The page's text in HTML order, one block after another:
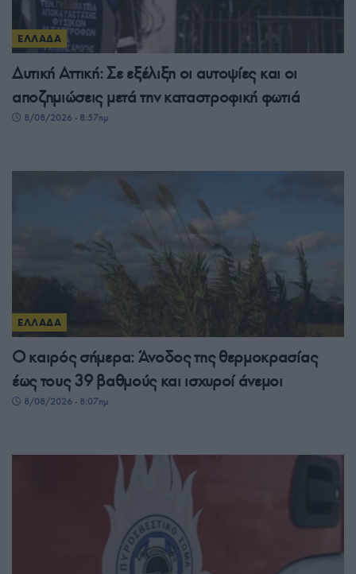
ΕΛΛΑΔΑ
Δυτική Αττική: Σε εξέλιξη οι αυτοψίες και οι
αποζημιώσεις μετά την καταστροφική φωτιά
8/08/2026 - 8:57πμ
ΕΛΛΑΔΑ
Ο καιρός σήμερα: Άνοδος της θερμοκρασίας
έως τους 39 βαθμούς και ισχυροί άνεμοι
8/08/2026 - 8:07πμ